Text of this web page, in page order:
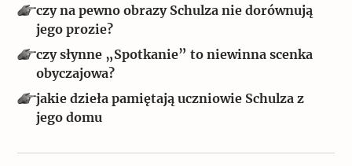
Popularne
Varia
czy na pewno obrazy Schulza nie dorównują
jego prozie?
czy słynne „Spotkanie” to niewinna scenka
obyczajowa?
jakie dzieła pamiętają uczniowie Schulza z
jego domu